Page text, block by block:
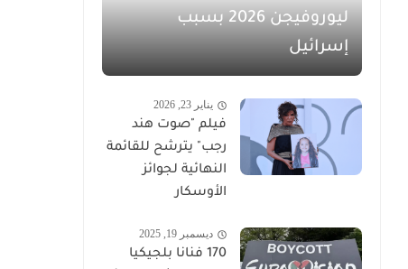
ليوروفيجن 2026 بسبب
إسرائيل
يناير 23, 2026
فيلم "صوت هند
رجب" يترشح للقائمة
النهائية لجوائز
الأوسكار
ديسمبر 19, 2025
170 فنانا بلجيكيا